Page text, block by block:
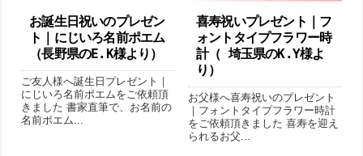
お誕生日祝いのプレゼン
ト｜にじいろ名前ポエム
（ 長野県のE.K様より ）
ご友人様へ誕生日プレゼント｜
にじいろ名前ポエムをご依頼頂
きました 書家直筆で、お名前の
名前ポエム...
喜寿祝いプレゼント｜ フ
ォントタイプフラワー時
計（ 埼玉県のK.Y様よ
り ）
お父様へ喜寿祝いのプレゼント
｜フォントタイプフラワー時計
をご依頼頂きました 喜寿を迎え
られるお父...